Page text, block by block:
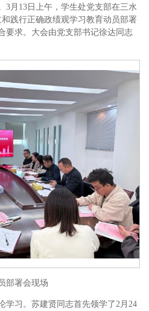
3月13日上午，学生处党支部在三水
践行正确政绩观学习教育动员部署
要求。大会由党支部书记徐达同志
部署会现场
学习。苏建贤同志首先领学了2月24